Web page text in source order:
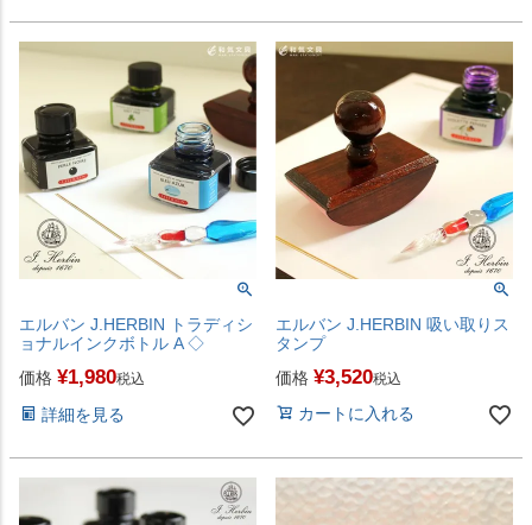
エルバン J.HERBIN トラディシ
ョナルインクボトル A ◇
価格 ¥1,980税込
詳細を見る
エルバン J.HERBIN 吸い取りス
タンプ
価格 ¥3,520税込
カートに入れる